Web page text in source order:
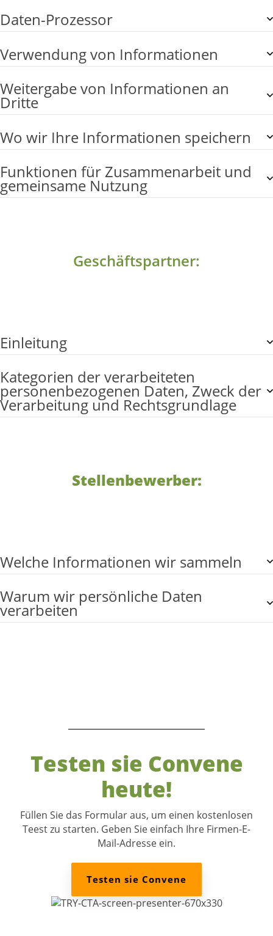
Daten-Prozessor
Verwendung von Informationen
Weitergabe von Informationen an
Dritte
Wo wir Ihre Informationen speichern
Funktionen für Zusammenarbeit und
gemeinsame Nutzung
Geschäftspartner:
Einleitung
Kategorien der verarbeiteten
personenbezogenen Daten, Zweck der
Verarbeitung und Rechtsgrundlage
Stellenbewerber:
Welche Informationen wir sammeln
Warum wir persönliche Daten
verarbeiten
Testen sie Convene
heute!
Füllen Sie das Formular aus, um einen kostenlosen
Teest zu starten. Geben Sie einfach Ihre Firmen-E-
Mail-Adresse ein.
Testen sie Convene